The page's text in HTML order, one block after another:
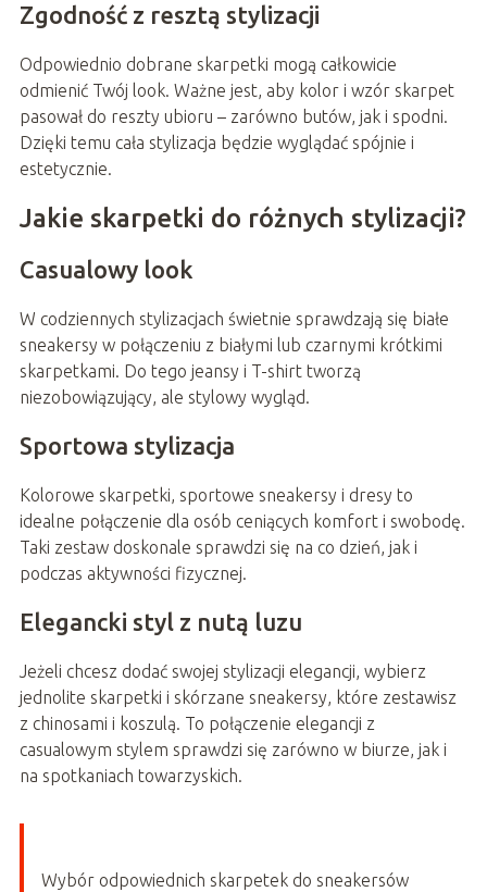
Zgodność z resztą stylizacji
Odpowiednio dobrane skarpetki mogą całkowicie
odmienić Twój look. Ważne jest, aby kolor i wzór skarpet
pasował do reszty ubioru – zarówno butów, jak i spodni.
Dzięki temu cała stylizacja będzie wyglądać spójnie i
estetycznie.
Jakie skarpetki do różnych stylizacji?
Casualowy look
W codziennych stylizacjach świetnie sprawdzają się białe
sneakersy w połączeniu z białymi lub czarnymi krótkimi
skarpetkami. Do tego jeansy i T-shirt tworzą
niezobowiązujący, ale stylowy wygląd.
Sportowa stylizacja
Kolorowe skarpetki, sportowe sneakersy i dresy to
idealne połączenie dla osób ceniących komfort i swobodę.
Taki zestaw doskonale sprawdzi się na co dzień, jak i
podczas aktywności fizycznej.
Elegancki styl z nutą luzu
Jeżeli chcesz dodać swojej stylizacji elegancji, wybierz
jednolite skarpetki i skórzane sneakersy, które zestawisz
z chinosami i koszulą. To połączenie elegancji z
casualowym stylem sprawdzi się zarówno w biurze, jak i
na spotkaniach towarzyskich.
Wybór odpowiednich skarpetek do sneakersów